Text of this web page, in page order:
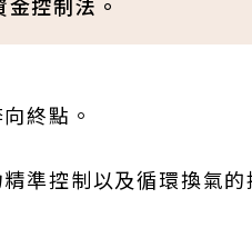
終點。
準控制以及循環換氣的